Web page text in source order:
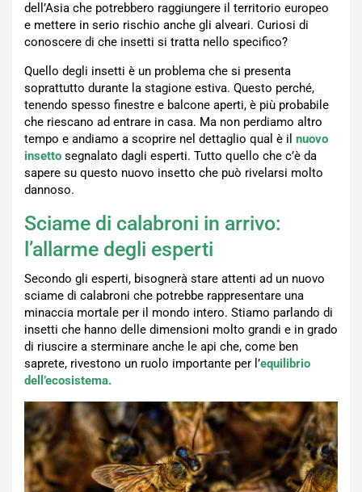
dell’Asia che potrebbero raggiungere il territorio europeo
e mettere in serio rischio anche gli alveari. Curiosi di
conoscere di che insetti si tratta nello specifico?
Quello degli insetti è un problema che si presenta
soprattutto durante la stagione estiva. Questo perché,
tenendo spesso finestre e balcone aperti, è più probabile
che riescano ad entrare in casa. Ma non perdiamo altro
tempo e andiamo a scoprire nel dettaglio qual è il nuovo
insetto segnalato dagli esperti. Tutto quello che c’è da
sapere su questo nuovo insetto che può rivelarsi molto
dannoso.
Sciame di calabroni in arrivo:
l’allarme degli esperti
Secondo gli esperti, bisognerà stare attenti ad un nuovo
sciame di calabroni che potrebbe rappresentare una
minaccia mortale per il mondo intero. Stiamo parlando di
insetti che hanno delle dimensioni molto grandi e in grado
di riuscire a sterminare anche le api che, come ben
saprete, rivestono un ruolo importante per l’equilibrio
dell’ecosistema.